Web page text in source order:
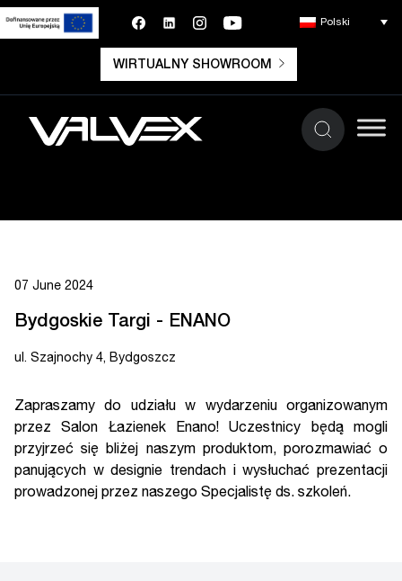
WIRTUALNY SHOWROOM
Polski
07 June 2024
Bydgoskie Targi - ENANO
ul. Szajnochy 4, Bydgoszcz
Zapraszamy do udziału w wydarzeniu organizowanym
przez Salon Łazienek Enano! Uczestnicy będą mogli
przyjrzeć się bliżej naszym produktom, porozmawiać o
panujących w designie trendach i wysłuchać prezentacji
prowadzonej przez naszego Specjalistę ds. szkoleń.